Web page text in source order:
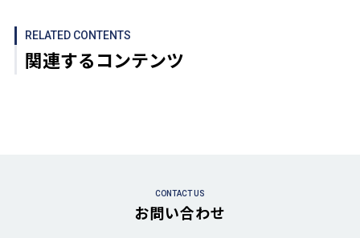
RELATED CONTENTS
関連するコンテンツ
CONTACT US
お問い合わせ